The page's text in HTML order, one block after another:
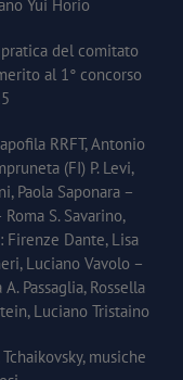
Yui Horio
pratica del comitato
al 1° concorso
RRFT, Antonio
(FI) P. Levi,
Paola Saponara –
S. Savarino,
Firenze Dante, Lisa
Luciano Vavolo –
Passaglia, Rossella
Luciano Tristaino
musiche